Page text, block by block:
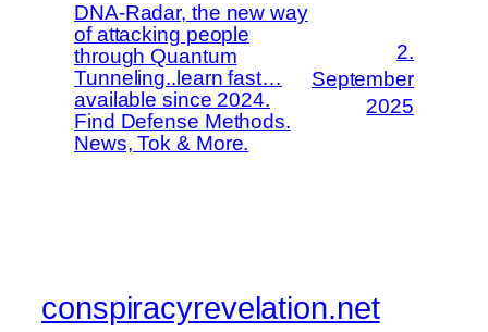
DNA-Radar, the new way
of attacking people
through Quantum
Tunneling..learn fast…
available since 2024.
Find Defense Methods.
News, Tok & More.
2.
September
2025
conspiracyrevelation.net